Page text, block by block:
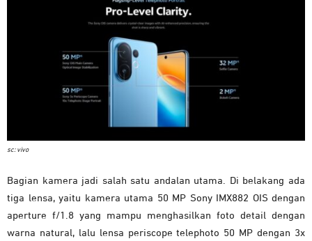
sc: vivo
Bagian kamera jadi salah satu andalan utama. Di belakang ada
tiga lensa, yaitu kamera utama 50 MP Sony IMX882 OIS dengan
aperture f/1.8 yang mampu menghasilkan foto detail dengan
warna natural, lalu lensa periscope telephoto 50 MP dengan 3x